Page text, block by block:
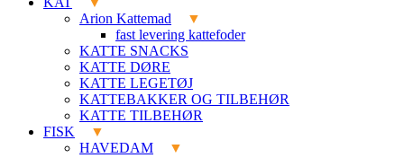
Arion Kattemad
fast levering kattefoder
KATTE SNACKS
KATTE DØRE
KATTE LEGETØJ
KATTEBAKKER OG TILBEHØR
KATTE TILBEHØR
FISK
HAVEDAM